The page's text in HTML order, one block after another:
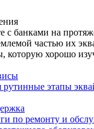
с банками на
частью их
которую хорошо
рутинные этапы
по ремонту и